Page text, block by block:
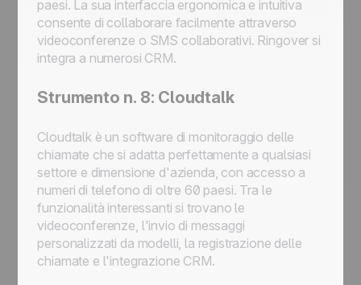
paesi. La sua interfaccia ergonomica e intuitiva
consente di collaborare facilmente attraverso
videoconferenze o SMS collaborativi. Ringover si
integra a numerosi CRM.
Strumento n. 8: Cloudtalk
Cloudtalk è un software di monitoraggio delle
chiamate che si adatta perfettamente a qualsiasi
settore e dimensione d'azienda, con accesso a
numeri di telefono di oltre 60 paesi. Tra le
funzionalità interessanti si trovano le
videoconferenze, l'invio di messaggi
personalizzati da modelli, la registrazione delle
chiamate e l'integrazione CRM.